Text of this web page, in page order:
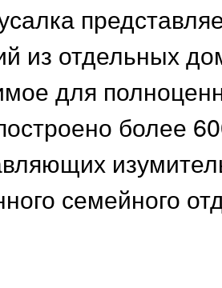
из отдельных
для
более
семейного